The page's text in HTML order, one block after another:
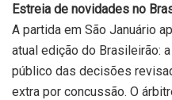
Estreia de novidades no
A partida em São Januário
atual edição do Brasileirão:
público das decisões
extra por concussão. O